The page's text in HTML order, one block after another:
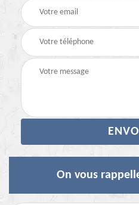
On vous